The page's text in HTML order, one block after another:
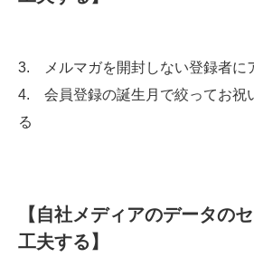
3. メルマガを開封しない登録者に
4. 会員登録の誕生月で絞ってお祝
る
【自社メディアのデータの
工夫する】